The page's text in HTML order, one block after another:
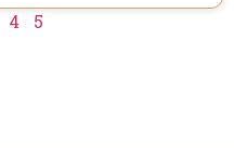
4 5